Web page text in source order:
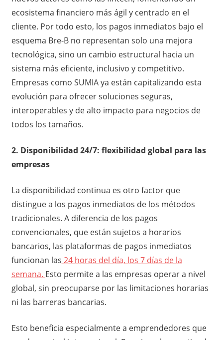
ecosistema financiero más ágil y centrado en el
cliente. Por todo esto, los pagos inmediatos bajo el
esquema Bre-B no representan solo una mejora
tecnológica, sino un cambio estructural hacia un
sistema más eficiente, inclusivo y competitivo.
Empresas como SUMIA ya están capitalizando esta
evolución para ofrecer soluciones seguras,
interoperables y de alto impacto para negocios de
todos los tamaños.
2. Disponibilidad 24/7: flexibilidad global para las
empresas
La disponibilidad continua es otro factor que
distingue a los pagos inmediatos de los métodos
tradicionales. A diferencia de los pagos
convencionales, que están sujetos a horarios
bancarios, las plataformas de pagos inmediatos
funcionan las 24 horas del día, los 7 días de la
semana. Esto permite a las empresas operar a nivel
global, sin preocuparse por las limitaciones horarias
ni las barreras bancarias.
Esto beneficia especialmente a emprendedores que